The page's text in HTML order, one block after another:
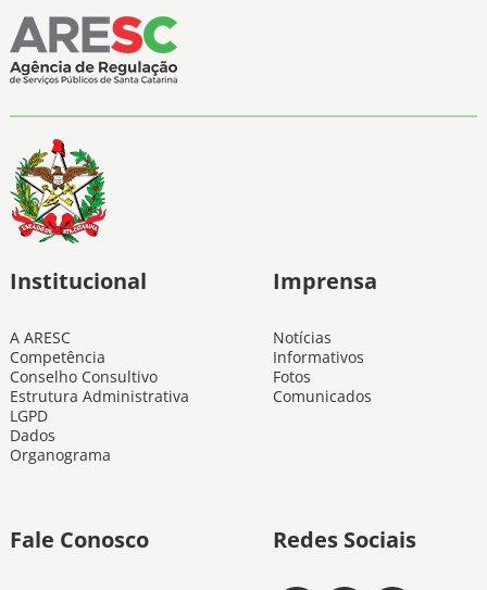
Institucional
A ARESC
Competência
Conselho Consultivo
Estrutura Administrativa
LGPD
Dados
Organograma
Imprensa
Notícias
Informativos
Fotos
Comunicados
Fale Conosco Redes Sociais